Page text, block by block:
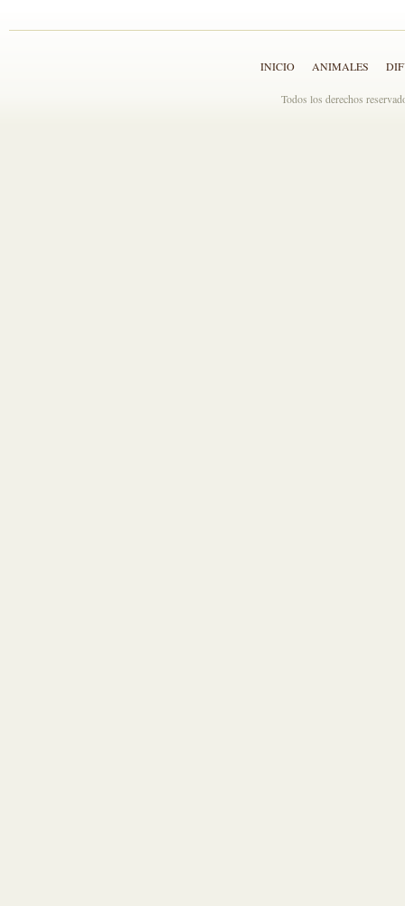
INICIO ANIMALES
Todos los derechos